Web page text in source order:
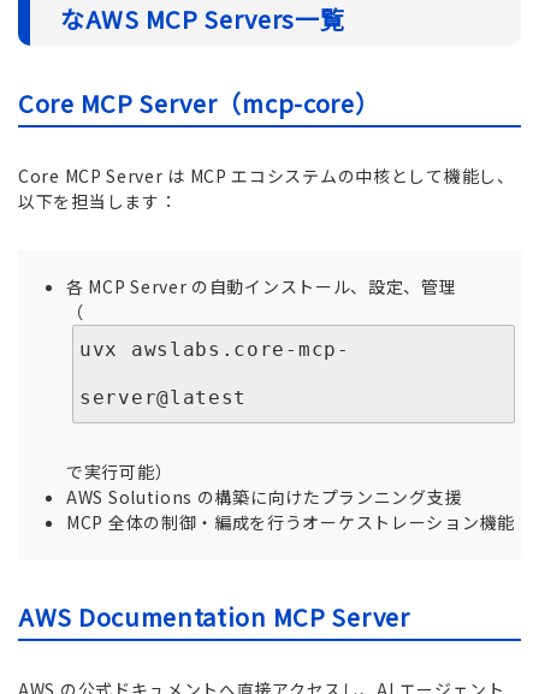
なAWS MCP Servers一覧
Core MCP Server（mcp-core）
Core MCP Server は MCP エコシステムの中核として機能し、
以下を担当します：
各 MCP Server の自動インストール、設定、管理
（
uvx awslabs.core-mcp-
server@latest
で実行可能）
AWS Solutions の構築に向けたプランニング支援
MCP 全体の制御・編成を行うオーケストレーション機能
AWS Documentation MCP Server